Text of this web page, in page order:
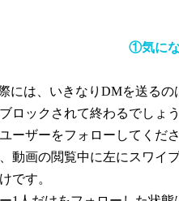
①気に
には、いきなりDMを送るの
ロックされて終わるでしょう
ーザーをフォローしてくださ
動画の閲覧中に左にスワイ
です。